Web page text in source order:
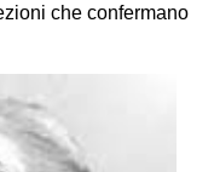
che confermano